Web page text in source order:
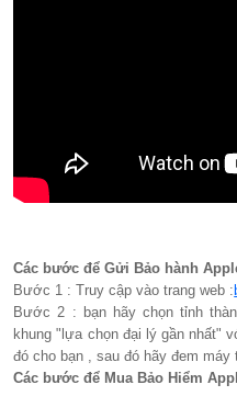
Các bước để Gửi Bảo hành
Bước 1 : Truy cập vào trang web :
Bước 2 : bạn hãy chọn tỉnh
khung "lựa chọn đại lý gần nhất"
đó cho bạn , sau đó hãy đem
Các bước để Mua Bảo Hiểm